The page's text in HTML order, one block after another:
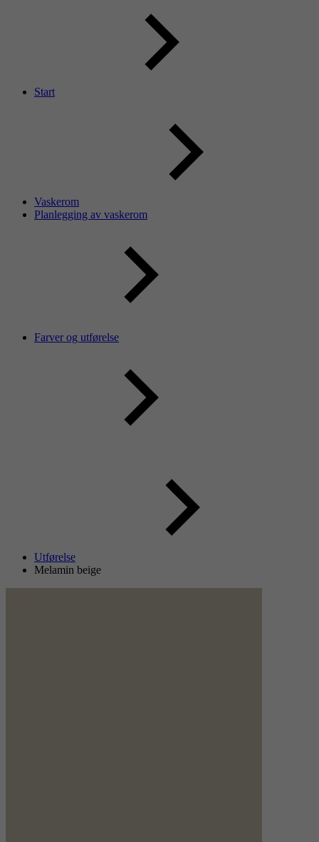
Start
Vaskerom
Planlegging av vaskerom
Farver og utførelse
Utførelse
Melamin beige